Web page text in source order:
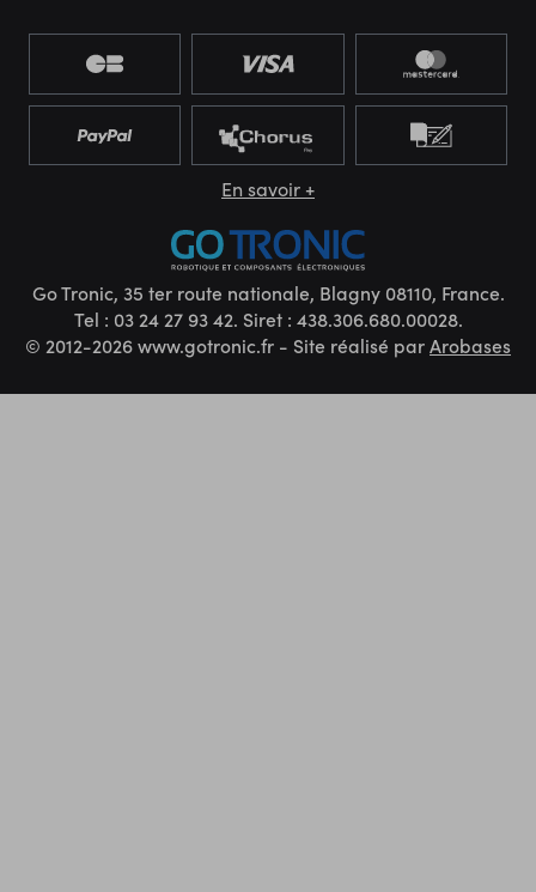
En savoir +
Go Tronic, 35 ter route nationale, Blagny 08110, France.
Tel : 03 24 27 93 42. Siret : 438.306.680.00028.
© 2012-2026 www.gotronic.fr - Site réalisé parArobases